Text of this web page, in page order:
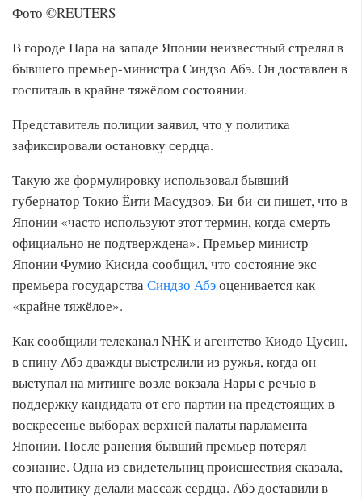
Фото ©REUTERS
В городе Нара на западе Японии неизвестный стрелял в
бывшего премьер-министра Синдзо Абэ. Он доставлен в
госпиталь в крайне тяжёлом состоянии.
Представитель полиции заявил, что у политика
зафиксировали остановку сердца.
Такую же формулировку использовал бывший
губернатор Токио Ёити Масудзоэ. Би-би-си пишет, что в
Японии «часто используют этот термин, когда смерть
официально не подтверждена». Премьер министр
Японии Фумио Кисида сообщил, что состояние экс-
премьера государстваСиндзо Абэоценивается как
«крайне тяжёлое».
Как сообщили телеканал NHK и агентство Киодо Цусин,
в спину Абэ дважды выстрелили из ружья, когда он
выступал на митинге возле вокзала Нары с речью в
поддержку кандидата от его партии на предстоящих в
воскресенье выборах верхней палаты парламента
Японии. После ранения бывший премьер потерял
сознание. Одна из свидетельниц происшествия сказала,
что политику делали массаж сердца. Абэ доставили в